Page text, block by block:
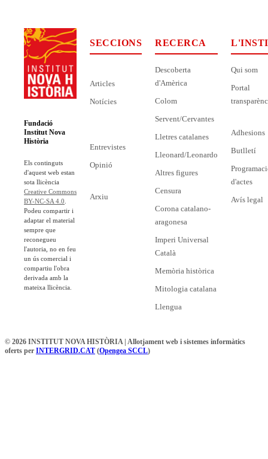
Fundació
Institut Nova
Història
Els continguts
d'aquest web estan
sota llicència
Creative Commons
BY-NC-SA 4.0
Podeu compartir i
adaptar el material
sempre que
reconegueu
l'autoria, no en feu
un ús comercial i
compartiu l'obra
derivada amb la
mateixa llicència.
SECCIONS
Articles
Notícies
Entrevistes
Opinió
Arxiu
RECERCA
Descoberta
d'Amèrica
Colom
Servent/Cervantes
Lletres catalanes
Lleonard/Leonardo
Altres figures
Censura
Corona catalano-
aragonesa
Imperi Universal
Català
Memòria històrica
Mitologia catalana
Llengua
Qui som
Portal
Adhesions
Butlletí
d'actes
Avís legal
© 2026 INSTITUT NOVA HISTÒRIA | Allotjament web i sistemes informàtics
oferts per INTERGRID.CAT (Opengea SCCL)